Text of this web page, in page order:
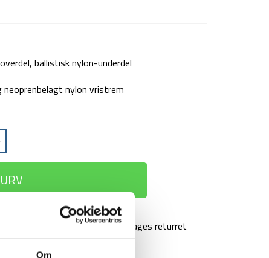
Om
ballistisk nylon-underdel
nylon vristrem
100 dages returret